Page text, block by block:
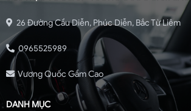
26 Đường Cầu Diễn, Phúc Diễn, Bắc Từ Liêm
0965525989
Vương Quốc Gầm Cao
DANH MỤC